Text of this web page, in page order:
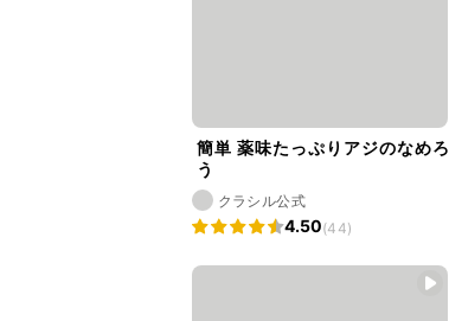
簡単 薬味たっぷりアジのなめろ
う
クラシル公式
4.50(44)